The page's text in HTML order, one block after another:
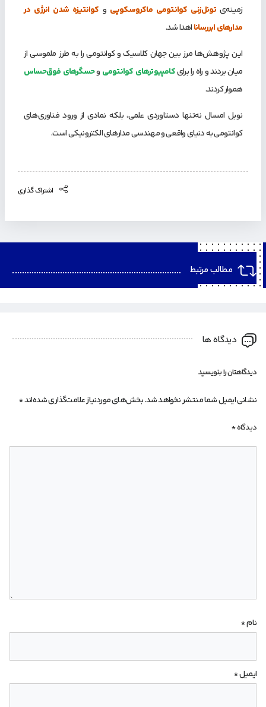
زمینه‌یتونل‌زنی کوانتومی ماکروسکوپی و کوانتیزه‌ شدن انرژی در
مدارهای ابررسانااهدا شد.
این پژوهش‌ها مرز بین جهان کلاسیک و کوانتومی را به طرز ملموسی از
میان بردند و راه را برایکامپیوترهای کوانتومی وحسگرهای فوق‌حساس
هموار کردند.
نوبل امسال نه‌تنها دستاوردی علمی، بلکه نمادی از ورود فناوری‌های
کوانتومی به دنیای واقعی و مهندسی مدارهای الکترونیکی است.
اشتراک گذاری
مطالب مرتبط
دیدگاه ها
دیدگاهتان را بنویسید
نشانی ایمیل شما منتشر نخواهد شد.بخش‌های موردنیاز علامت‌گذاری شده‌اند*
دیدگاه*
نام*
ایمیل*